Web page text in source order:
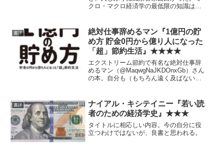
クロ・マクロ経済学の最低限の知識はあ
書評
絶対仕事辞めるマン『1億円の貯
め方 貯金0円から億り人になった
「超」節約生活』★★★★
エクストリーム節約で有名な絶対仕事辞
めるマン（@MaqwgNaJKDOnxGb）さん
の本。自分も（もちろん遠く及ばない
十分で、実際に役に立ちそうなところ、
反面教師的に役...
書評
ナイアル・キシテイニー『若い読
者のための経済学史』★★★
タイトルに相応しい内容。今の自分に役
立つわけではないが、良書と思われる。